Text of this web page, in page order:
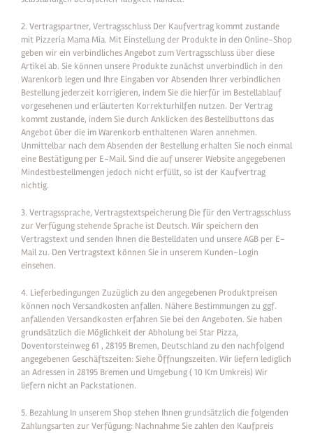
2. Vertragspartner, Vertragsschluss Der Kaufvertrag kommt zustande
mit Pizzeria Mama Mia. Mit Einstellung der Produkte in den Online-Shop
geben wir ein verbindliches Angebot zum Vertragsschluss über diese
Artikel ab. Sie können unsere Produkte zunächst unverbindlich in den
Warenkorb legen und Ihre Eingaben vor Absenden Ihrer verbindlichen
Bestellung jederzeit korrigieren, indem Sie die hierfür im Bestellablauf
vorgesehenen und erläuterten Korrekturhilfen nutzen. Der Vertrag
kommt zustande, indem Sie durch Anklicken des Bestellbuttons das
Angebot über die im Warenkorb enthaltenen Waren annehmen.
Unmittelbar nach dem Absenden der Bestellung erhalten Sie noch einmal
eine Bestätigung per E-Mail. Sind die auf unserer Website angegebenen
Mindestbestellmengen jedoch nicht erfüllt, so ist der Kaufvertrag
nichtig.
3. Vertragssprache, Vertragstextspeicherung Die für den Vertragsschluss
zur Verfügung stehende Sprache ist Deutsch. Wir speichern den
Vertragstext und senden Ihnen die Bestelldaten und unsere AGB per E-
Mail zu. Den Vertragstext können Sie in unserem Kunden-Login
einsehen.
4. Lieferbedingungen Zuzüglich zu den angegebenen Produktpreisen
können noch Versandkosten anfallen. Nähere Bestimmungen zu ggf.
anfallenden Versandkosten erfahren Sie bei den Angeboten. Sie haben
grundsätzlich die Möglichkeit der Abholung bei Star Pizza,
Doventorsteinweg 61 , 28195 Bremen, Deutschland zu den nachfolgend
angegebenen Geschäftszeiten: Siehe Öffnungszeiten. Wir liefern lediglich
an Adressen in 28195 Bremen und Umgebung ( 10 Km Umkreis) Wir
liefern nicht an Packstationen.
5. Bezahlung In unserem Shop stehen Ihnen grundsätzlich die folgenden
Zahlungsarten zur Verfügung: Nachnahme Sie zahlen den Kaufpreis